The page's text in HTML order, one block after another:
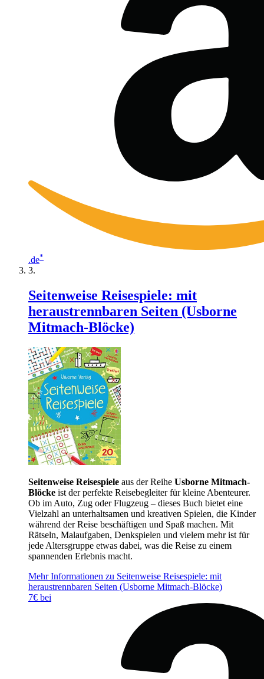
.de*
Seitenweise Reisespiele: mit
heraustrennbaren Seiten (Usborne
Mitmach-Blöcke)
Seitenweise Reisespiele aus der Reihe Usborne Mitmach-
Blöcke ist der perfekte Reisebegleiter für kleine Abenteurer.
Ob im Auto, Zug oder Flugzeug – dieses Buch bietet eine
Vielzahl an unterhaltsamen und kreativen Spielen, die Kinder
während der Reise beschäftigen und Spaß machen. Mit
Rätseln, Malaufgaben, Denkspielen und vielem mehr ist für
jede Altersgruppe etwas dabei, was die Reise zu einem
spannenden Erlebnis macht.
Mehr Informationen zu Seitenweise Reisespiele: mit
heraustrennbaren Seiten (Usborne Mitmach-Blöcke)
7€ bei